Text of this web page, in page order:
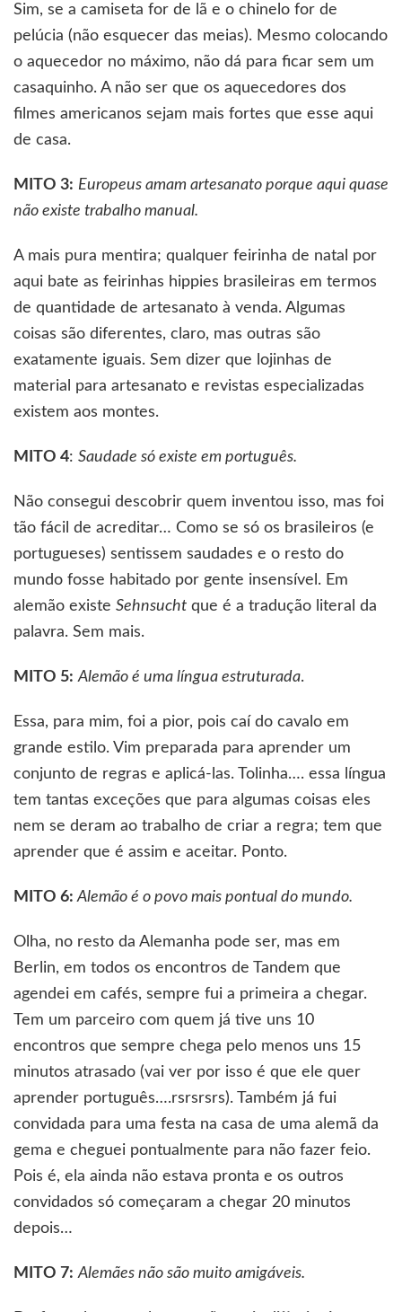
Sim, se a camiseta for de lã e o chinelo for de
pelúcia (não esquecer das meias). Mesmo colocando
o aquecedor no máximo, não dá para ficar sem um
casaquinho. A não ser que os aquecedores dos
filmes americanos sejam mais fortes que esse aqui
de casa.
MITO 3: Europeus amam artesanato porque aqui quase
não existe trabalho manual.
A mais pura mentira; qualquer feirinha de natal por
aqui bate as feirinhas hippies brasileiras em termos
de quantidade de artesanato à venda. Algumas
coisas são diferentes, claro, mas outras são
exatamente iguais. Sem dizer que lojinhas de
material para artesanato e revistas especializadas
existem aos montes.
MITO 4: Saudade só existe em português.
Não consegui descobrir quem inventou isso, mas foi
tão fácil de acreditar… Como se só os brasileiros (e
portugueses) sentissem saudades e o resto do
mundo fosse habitado por gente insensível. Em
alemão existe Sehnsucht que é a tradução literal da
palavra. Sem mais.
MITO 5: Alemão é uma língua estruturada.
Essa, para mim, foi a pior, pois caí do cavalo em
grande estilo. Vim preparada para aprender um
conjunto de regras e aplicá-las. Tolinha…. essa língua
tem tantas exceções que para algumas coisas eles
nem se deram ao trabalho de criar a regra; tem que
aprender que é assim e aceitar. Ponto.
MITO 6:Alemão é o povo mais pontual do mundo.
Olha, no resto da Alemanha pode ser, mas em
Berlin, em todos os encontros de Tandem que
agendei em cafés, sempre fui a primeira a chegar.
Tem um parceiro com quem já tive uns 10
encontros que sempre chega pelo menos uns 15
minutos atrasado (vai ver por isso é que ele quer
aprender português….rsrsrsrs). Também já fui
convidada para uma festa na casa de uma alemã da
gema e cheguei pontualmente para não fazer feio.
Pois é, ela ainda não estava pronta e os outros
convidados só começaram a chegar 20 minutos
depois…
MITO 7: Alemães não são muito amigáveis.